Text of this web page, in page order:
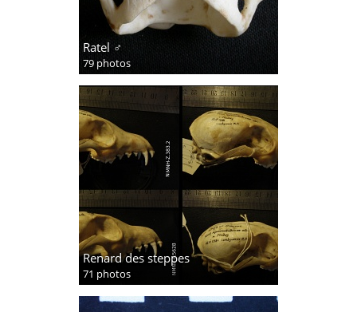
Ratel ♂
79 photos
Renard des steppes
71 photos